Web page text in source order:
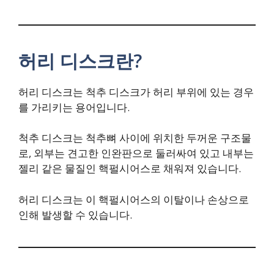
허리 디스크란?
허리 디스크는 척추 디스크가 허리 부위에 있는 경우
를 가리키는 용어입니다.
척추 디스크는 척추뼈 사이에 위치한 두꺼운 구조물
로, 외부는 견고한 인완판으로 둘러싸여 있고 내부는
젤리 같은 물질인 핵펄시어스로 채워져 있습니다.
허리 디스크는 이 핵펄시어스의 이탈이나 손상으로
인해 발생할 수 있습니다.